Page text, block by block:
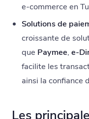
e-commerce en
Solutions de
croissante de
que Paymee, e-
facilite les
ainsi la confiance
Les